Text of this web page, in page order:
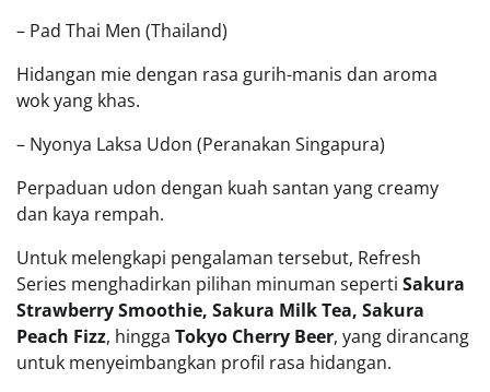
– Pad Thai Men (Thailand)
Hidangan mie dengan rasa gurih-manis dan aroma
wok yang khas.
– Nyonya Laksa Udon (Peranakan Singapura)
Perpaduan udon dengan kuah santan yang creamy
dan kaya rempah.
Untuk melengkapi pengalaman tersebut, Refresh
Series menghadirkan pilihan minuman seperti Sakura
Strawberry Smoothie, Sakura Milk Tea, Sakura
Peach Fizz, hingga Tokyo Cherry Beer, yang dirancang
untuk menyeimbangkan profil rasa hidangan.